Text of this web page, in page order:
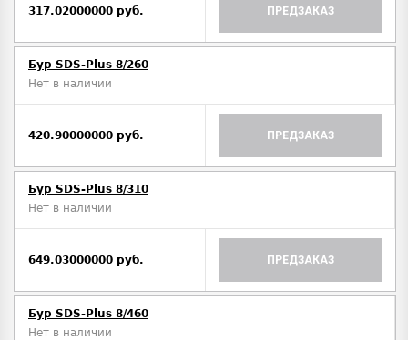
317.02000000 руб. ПРЕДЗАКАЗ
Бур SDS-Plus 8/260
Нет в наличии
420.90000000 руб. ПРЕДЗАКАЗ
Бур SDS-Plus 8/310
Нет в наличии
649.03000000 руб. ПРЕДЗАКАЗ
Бур SDS-Plus 8/460
Нет в наличии